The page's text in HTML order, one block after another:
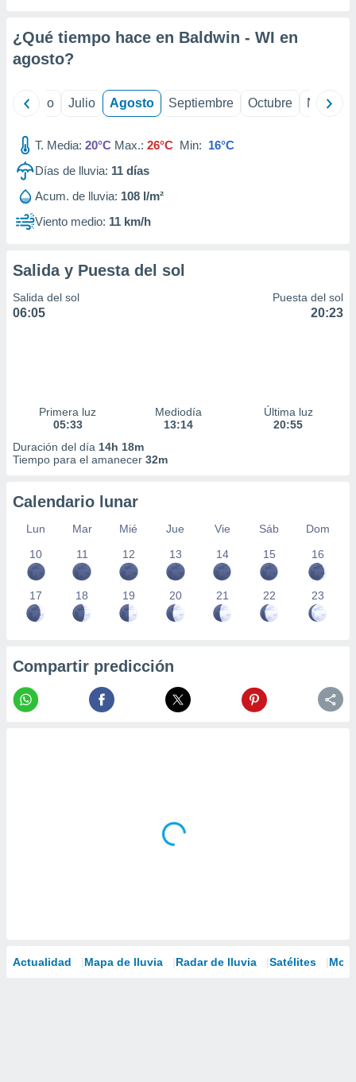
e
mediante
publicidad
publicidad
de
1199
¿Qué tiempo hace en Baldwin - WI en
agosto?
Junio Julio Agosto Septiembre Octubre
T. Media: 20°C Max.: 26°C Min: 16°C
Días de lluvia: 11 días
Acum. de lluvia: 108 l/m²
Viento medio: 11 km/h
Salida y Puesta del sol
Salida del sol
06:05
Puesta del sol
20:23
Primera luz
05:33
Mediodía
13:14
Última luz
20:55
Duración del día 14h 18m
Tiempo para el amanecer 32m
Calendario lunar
Lun Mar Mié Jue Vie Sáb
Dom
10
11 12 13 14 15 16
17 18 19 20 21 22 23
Compartir predicción
Actualidad Mapa de lluvia Radar de lluvia Satélites